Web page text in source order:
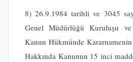
8) 26.9.1984 tarihli ve 3045
Genel Müdürlüğü Kuruluşu
Kanun Hükmünde
Hakkında Kanunun 15 inci